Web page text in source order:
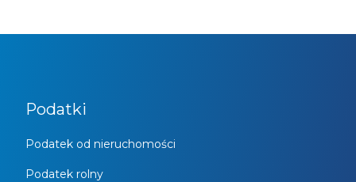
Podatki
Podatek od nieruchomości
Podatek rolny